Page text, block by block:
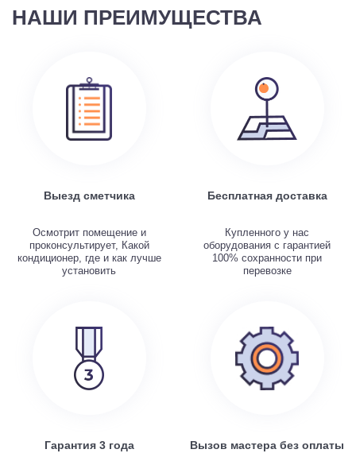
НАШИ ПРЕИМУЩЕСТВА
Выезд сметчика
Осмотрит помещение и
проконсультирует, Какой
кондиционер, где и как лучше
установить
Бесплатная доставка
Купленного у нас
оборудования с гарантией
100% сохранности при
перевозке
Гарантия 3 года Вызов мастера без оплаты